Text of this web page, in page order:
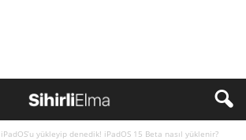
iPadOS’u yükleyip denedik! iPadOS 15 Beta nasıl yüklenir?